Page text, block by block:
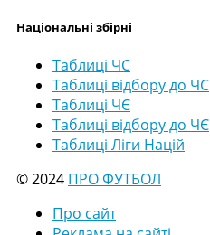
Національні збірні
Таблиці ЧС
Таблиці відбору до ЧС
Таблиці ЧЄ
Таблиці відбору до ЧЄ
Таблиці Ліги Націй
© 2024 ПРО ФУТБОЛ
Про сайт